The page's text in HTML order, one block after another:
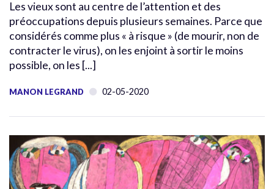
Les vieux sont au centre de l’attention et des
préoccupations depuis plusieurs semaines. Parce que
considérés comme plus « à risque » (de mourir, non de
contracter le virus), on les enjoint à sortir le moins
possible, on les [...]
MANON LEGRAND 02-05-2020